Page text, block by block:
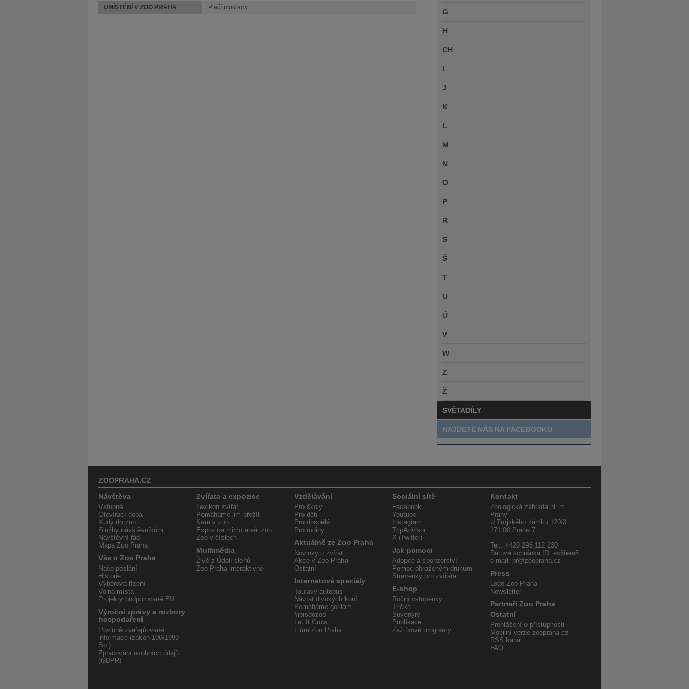
UMÍSTĚNÍ V ZOO PRAHA Ptačí mokřady
G
H
CH
I
J
K
L
M
N
O
P
R
S
Š
T
U
Ú
V
W
Z
Ž
SVĚTADÍLY
NAJDETE NÁS NA FACEBOOKU
ZOOPRAHA.CZ
Návštěva
Vstupné
Otevírací doba
Kudy do zoo
Služby návštěvníkům
Návštěvní řád
Mapa Zoo Praha
Vše o Zoo Praha
Naše poslání
Historie
Výběrová řízení
Volná místa
Projekty podporované EU
Výroční zprávy a rozbory
hospodaření
Povinně zveřejňované
informace (zákon 106/1999
Sb.)
Zpracování osobních údajů
(GDPR)
Zvířata a expozice
Lexikon zvířat
Pomáháme jim přežít
Kam v zoo
Expozice mimo areál zoo
Zoo v číslech
Multimédia
Živě z Údolí slonů
Zoo Praha interaktivně
Vzdělávání
Pro školy
Pro děti
Pro dospělé
Pro rodiny
Aktuálně ze Zoo Praha
Novinky u zvířat
Akce v Zoo Praha
Ostatní
Internetové speciály
Toulavý autobus
Návrat divokých koní
Pomáháme gorilám
#ibisdozoo
Let It Grow
Flóra Zoo Praha
Sociální sítě
Facebook
Youtube
Instagram
TripAdvisor
X (Twitter)
Jak pomoci
Adopce a sponzorství
Pomoc ohroženým druhům
Stravenky pro zvířata
E-shop
Roční vstupenky
Trička
Suvenýry
Publikace
Zážitkové programy
Kontakt
Zoologická zahrada hl. m.
Prahy
U Trojského zámku 120/3
171 00 Praha 7
Tel.: +420 296 112 230
Datová schránka ID: es6fem5
e-mail: pr@zoopraha.cz
Press
Logo Zoo Praha
Newsletter
Partneři Zoo Praha
Ostatní
Prohlášení o přístupnosti
Mobilní verze zoopraha.cz
RSS kanál
FAQ